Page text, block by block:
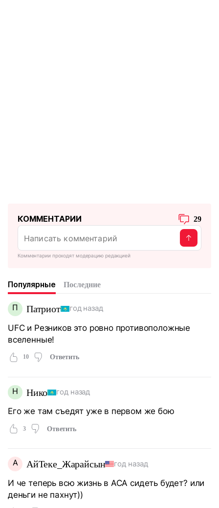
КОММЕНТАРИИ 29
Комментарии проходят модерацию редакцией
Популярные Последние
П Патриот год назад
UFC и Резников это ровно противоположные
вселенные!
10 Ответить
Н Нико год назад
Его же там съедят уже в первом же бою
3 Ответить
А АйТеке_Жарайсын год назад
И че теперь всю жизнь в АСА сидеть будет? или
деньги не пахнут))